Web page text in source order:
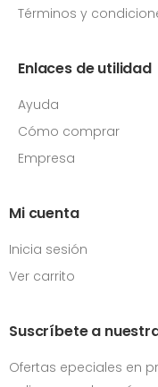
Términos y
Enlaces de utilidad
Ayuda
Cómo comprar
Empresa
Mi cuenta
Inicia sesión
Ver carrito
Suscríbete a
Ofertas epeciales en